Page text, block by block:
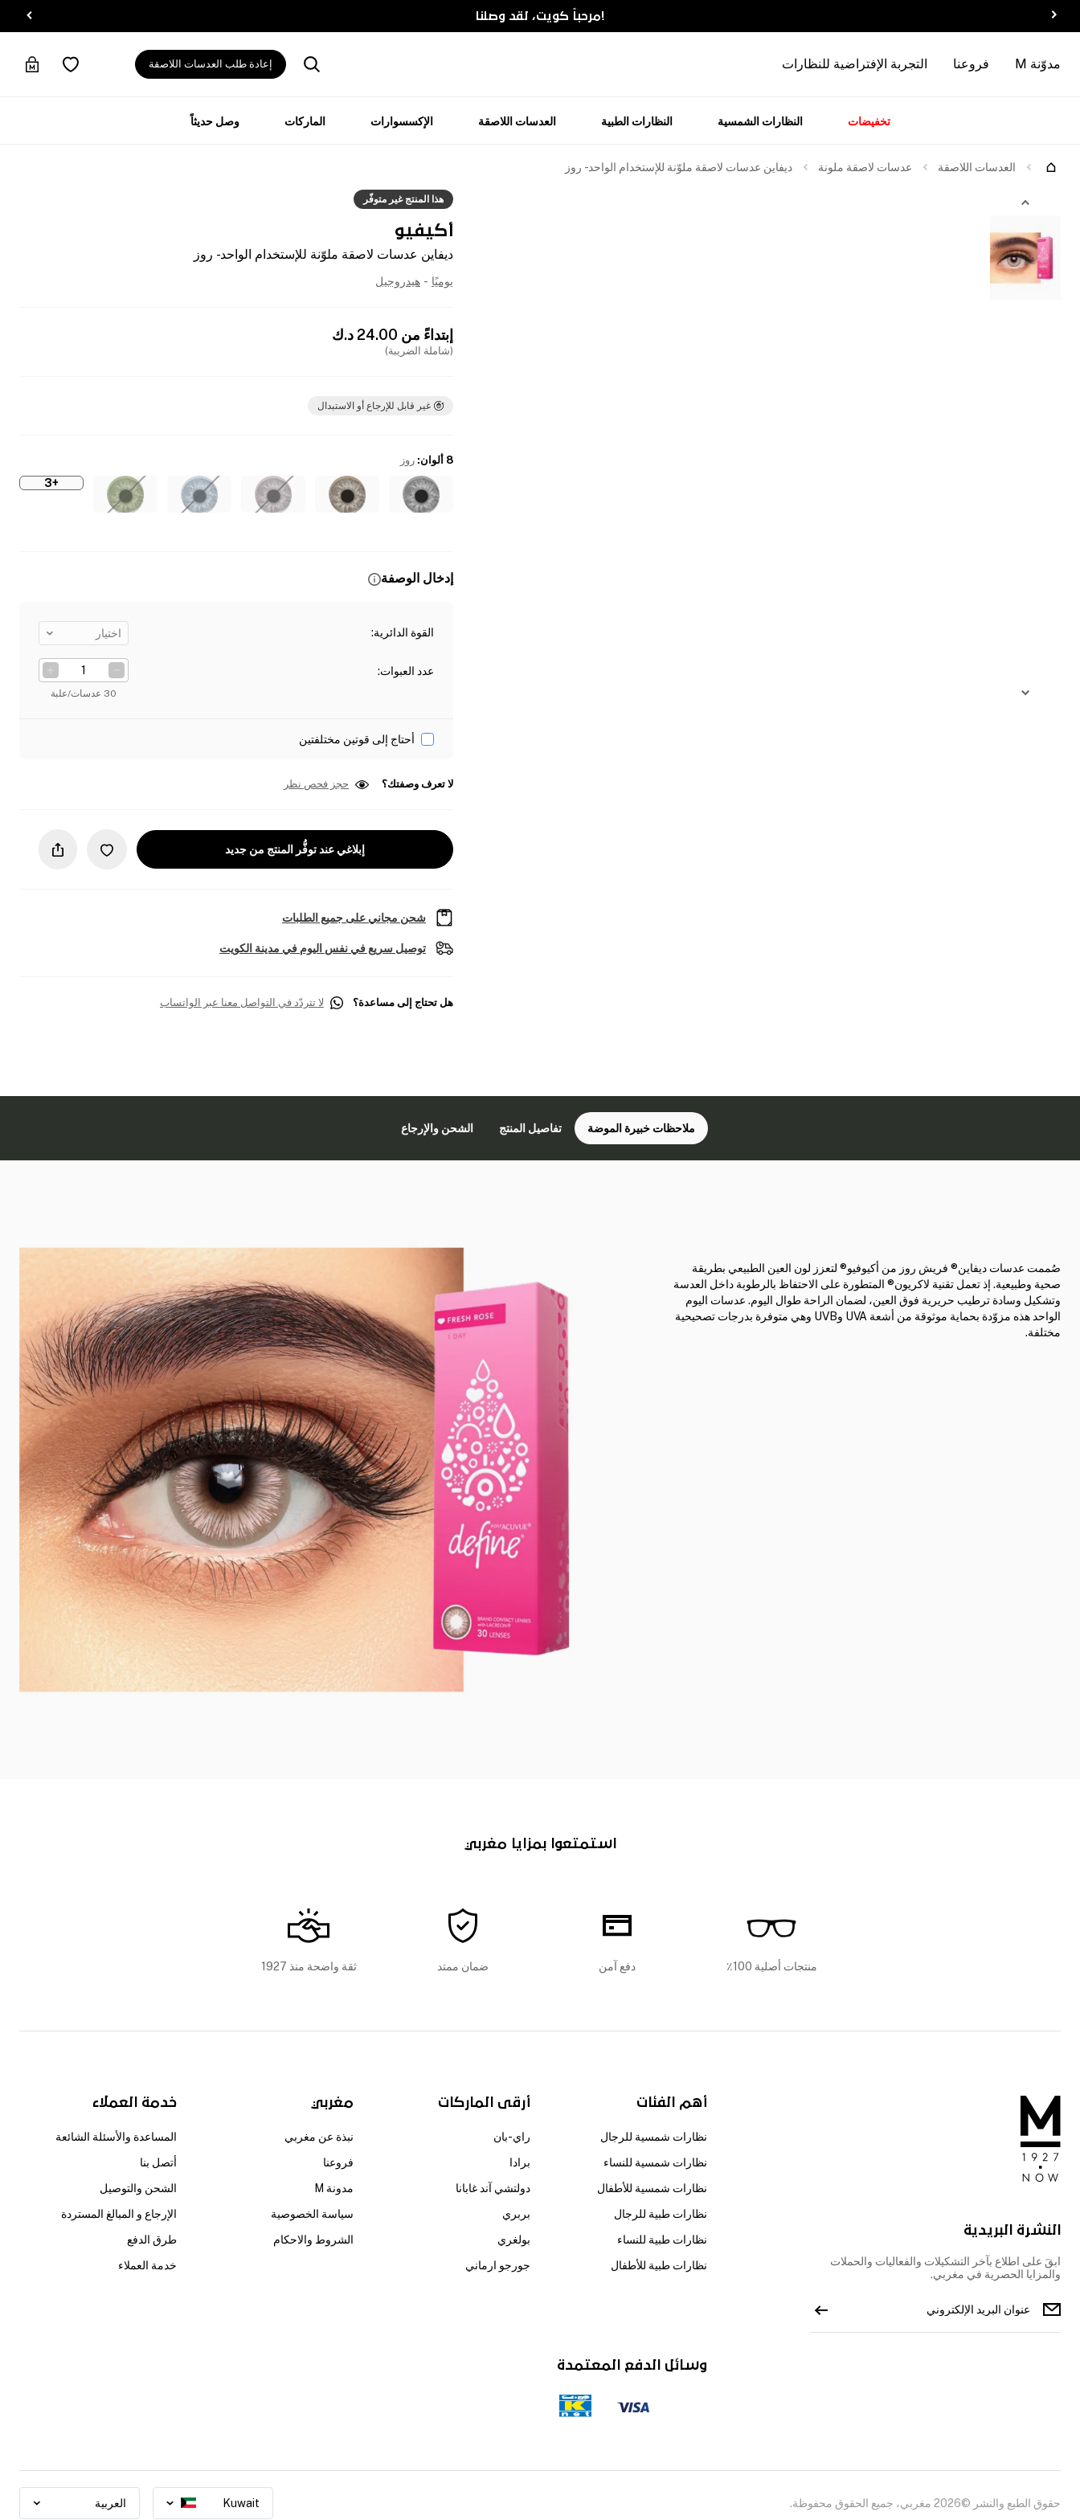
!مرحباً كويت، لقد وصلنا
مدوّنة M فروعنا التجربة الإفتراضية للنظارات إعادة طلب العدسات اللاصقة
تخفيضات النظارات الشمسية النظارات الطبية العدسات اللاصقة الإكسسوارات الماركات وصل حديثاً
العدسات اللاصقة عدسات لاصقة ملونة ديفاين عدسات لاصقة ملوّنة للإستخدام الواحد - روز
هذا المنتج غير متوفّر
أكيفيو
ديفاين عدسات لاصقة ملوّنة للإستخدام الواحد - روز
يوميًا - هيدروجيل
إبتداءً من 24.00 د.ك
(شاملة الضريبة)
غير قابل للإرجاع أو الاستبدال
8 ألوان : روز
+3
إدخال الوصفة
القوة الدائرية: اختيار
عدد العبوات:
30 عدسات/علبة
أحتاج إلى قوتين مختلفتين
لا تعرف وصفتك؟ حجز فحص نظر
إبلاغي عند توفُّر المنتج من جديد
شحن مجاني على جميع الطلبات
توصيل سريع في نفس اليوم في مدينة الكويت
هل تحتاج إلى مساعدة؟ لا تتردّد في التواصل معنا عبر الواتساب
ملاحظات خبيرة الموضة تفاصيل المنتج الشحن والإرجاع
صُممت عدسات ديفاين® فريش روز من أكيوفيو® لتعزز لون العين الطبيعي بطريقة
صحية وطبيعية. إذ تعمل تقنية لاكريون® المتطورة على الاحتفاظ بالرطوبة داخل العدسة
وتشكيل وسادة ترطيب حريرية فوق العين، لضمان الراحة طوال اليوم. عدسات اليوم
الواحد هذه مزوّدة بحماية موثوقة من أشعة UVA وUVB وهي متوفرة بدرجات تصحيحية
مختلفة.
استمتعوا بمزايا مغربي
منتجات أصلية 100٪ دفع آمن ضمان ممتد ثقة واضحة منذ 1927
النشرة البريدية
ابقَ على اطلاع بآخر التشكيلات والفعاليات والحملات
والمزايا الحصرية في مغربي.
أهم الفئات
نظارات شمسية للرجال
نظارات شمسية للنساء
نظارات شمسية للأطفال
نظارات طبية للرجال
نظارات طبية للنساء
نظارات طبية للأطفال
أرقى الماركات
راي-بان
برادا
دولتشي آند غابانا
بربري
بولغري
جورجو ارماني
مغربي
نبذة عن مغربي
فروعنا
مدونة M
سياسة الخصوصية
الشروط والاحكام
خدمة العملاء
المساعدة والأسئلة الشائعة
أتصل بنا
الشحن والتوصيل
الإرجاع و المبالغ المستردة
طرق الدفع
خدمة العملاء
وسائل الدفع المعتمدة
حقوق الطبع والنشر ©2026 مغربي، جميع الحقوق محفوظة. Kuwait العربية